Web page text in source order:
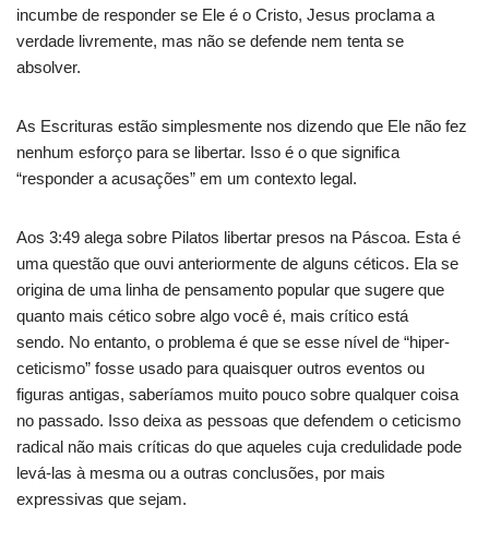
incumbe de responder se Ele é o Cristo, Jesus proclama a
verdade livremente, mas não se defende nem tenta se
absolver.
As Escrituras estão simplesmente nos dizendo que Ele não fez
nenhum esforço para se libertar. Isso é o que significa
“responder a acusações” em um contexto legal.
Aos 3:49 alega sobre Pilatos libertar presos na Páscoa. Esta é
uma questão que ouvi anteriormente de alguns céticos. Ela se
origina de uma linha de pensamento popular que sugere que
quanto mais cético sobre algo você é, mais crítico está
sendo. No entanto, o problema é que se esse nível de “hiper-
ceticismo” fosse usado para quaisquer outros eventos ou
figuras antigas, saberíamos muito pouco sobre qualquer coisa
no passado. Isso deixa as pessoas que defendem o ceticismo
radical não mais críticas do que aqueles cuja credulidade pode
levá-las à mesma ou a outras conclusões, por mais
expressivas que sejam.